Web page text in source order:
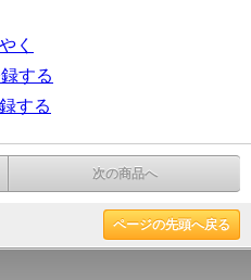
く
する
する
次の商品へ
ページの先頭へ戻る